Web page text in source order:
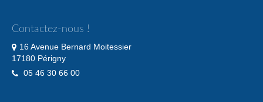
Contactez-nous !
16 Avenue Bernard Moitessier
17180 Périgny
05 46 30 66 00